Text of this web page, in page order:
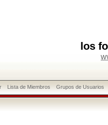
los
Lista de Miembros Grupos de Usuarios